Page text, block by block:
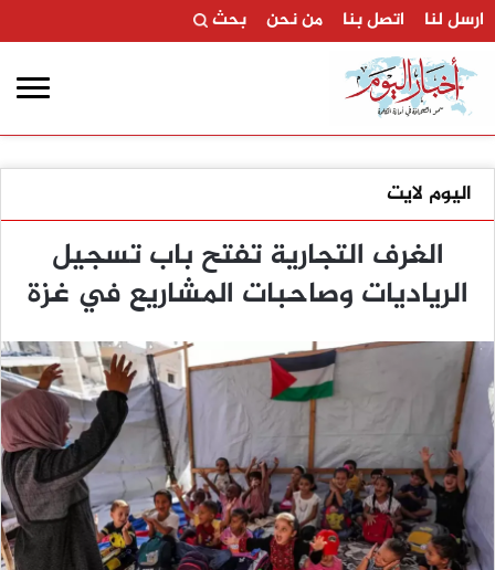
ارسل لنا اتصل بنا من نحن بحث
اليوم لايت
الغرف التجارية تفتح باب تسجيل
الرياديات وصاحبات المشاريع في غزة